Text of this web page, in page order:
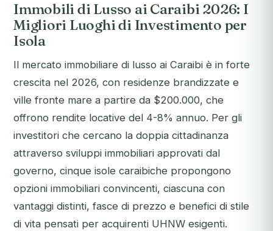
Immobili di Lusso ai Caraibi 2026: I
Migliori Luoghi di Investimento per
Isola
Il mercato immobiliare di lusso ai Caraibi è in forte
crescita nel 2026, con residenze brandizzate e
ville fronte mare a partire da $200.000, che
offrono rendite locative del 4-8% annuo. Per gli
investitori che cercano la doppia cittadinanza
attraverso sviluppi immobiliari approvati dal
governo, cinque isole caraibiche propongono
opzioni immobiliari convincenti, ciascuna con
vantaggi distinti, fasce di prezzo e benefici di stile
di vita pensati per acquirenti UHNW esigenti.